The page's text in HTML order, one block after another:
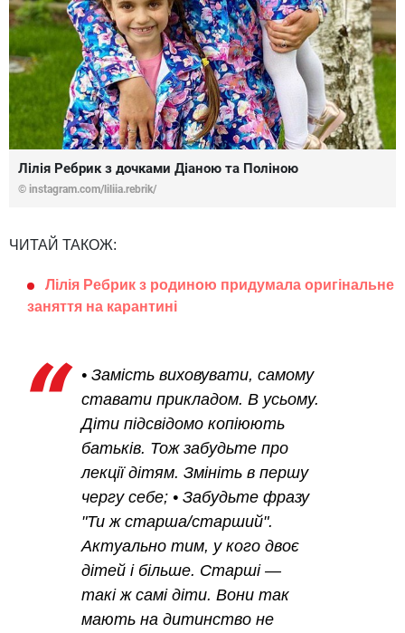
Лілія Ребрик з дочками Діаною та Поліною
© instagram.com/liliia.rebrik/
ЧИТАЙ ТАКОЖ:
Лілія Ребрик з родиною придумала оригінальне
заняття на карантині
• Замість виховувати, самому
ставати прикладом. В усьому.
Діти підсвідомо копіюють
батьків. Тож забудьте про
лекції дітям. Змініть в першу
чергу себе; • Забудьте фразу
"Ти ж старша/старший".
Актуально тим, у кого двоє
дітей і більше. Старші —
такі ж самі діти. Вони так
мають на дитинство не